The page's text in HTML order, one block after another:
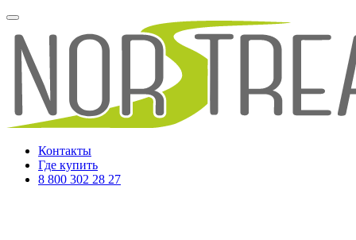
Контакты
Где купить
8 800 302 28 27